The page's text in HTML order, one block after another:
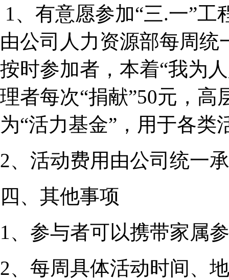
1、有意愿参加“三.一”
由公司人力资源部每周
按时参加者，本着“我为
理者每次“捐献”50元，高
为“活力基金”，用于各类
2、活动费用由公司统一
四、其他事项
1、参与者可以携带家属
2、每周具体活动时间、